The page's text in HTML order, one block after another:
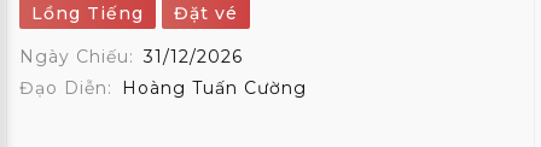
Lồng Tiếng
Đặt vé
Ngày Chiếu: 31/12/2026
Đạo Diễn:
Hoàng Tuấn Cường